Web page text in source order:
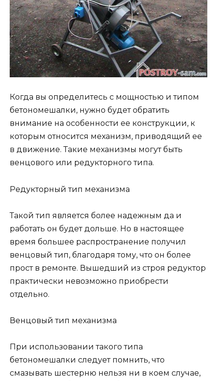
Когда вы определитесь с мощностью и типом
бетономешалки, нужно будет обратить
внимание на особенности ее конструкции, к
которым относится механизм, приводящий ее
в движение. Такие механизмы могут быть
венцового или редукторного типа.
Редукторный тип механизма
Такой тип является более надежным да и
работать он будет дольше. Но в настоящее
время большее распространение получил
венцовый тип, благодаря тому, что он более
прост в ремонте. Вышедший из строя редуктор
практически невозможно приобрести
отдельно.
Венцовый тип механизма
При использовании такого типа
бетономешалки следует помнить, что
смазывать шестерню нельзя ни в коем случае,